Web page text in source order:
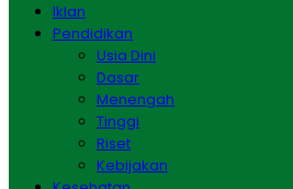
Iklan
Pendidikan
Usia Dini
Dasar
Menengah
Tinggi
Riset
Kebijakan